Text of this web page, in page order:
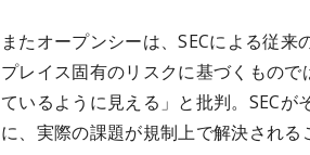
またオープンシーは、SECによる従
プレイス固有のリスクに基づくもので
ているように見える」と批判。SECが
に、実際の課題が規制上で解決される